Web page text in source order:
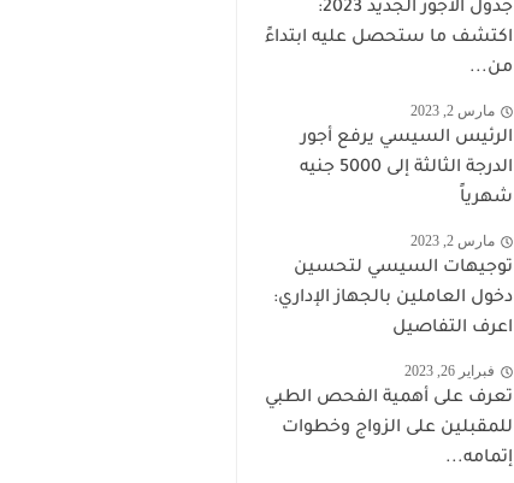
جدول الأجور الجديد 2023:
اكتشف ما ستحصل عليه ابتداءً
من...
مارس 2, 2023
الرئيس السيسي يرفع أجور
الدرجة الثالثة إلى 5000 جنيه
شهرياً
مارس 2, 2023
توجيهات السيسي لتحسين
دخول العاملين بالجهاز الإداري:
اعرف التفاصيل
فبراير 26, 2023
تعرف على أهمية الفحص الطبي
للمقبلين على الزواج وخطوات
إتمامه...